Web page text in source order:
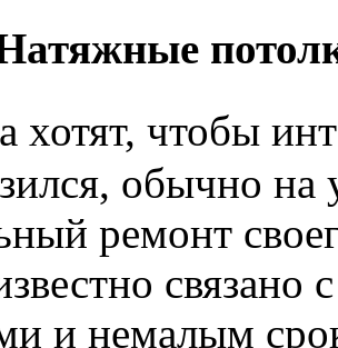
хотят, чтобы
обычно на
ремонт
и немалым